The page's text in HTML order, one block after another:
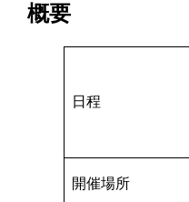
概要
日程
開催場所